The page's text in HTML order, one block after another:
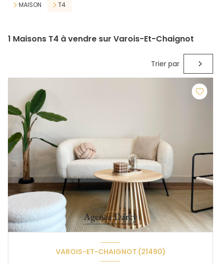
MAISON
T4
1 Maisons T4 à vendre sur Varois-Et-Chaignot
Trier par
VAROIS-ET-CHAIGNOT (21490)